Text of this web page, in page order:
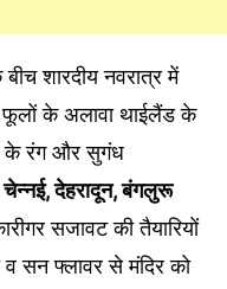
बीच शारदीय नवरात्र में
फूलों के अलावा थाईलैंड के
के रंग और सुगंध
चेन्नई, देहरादून, बंगलुरू
सजावट की तैयारियों
सन फ्लावर से मंदिर को